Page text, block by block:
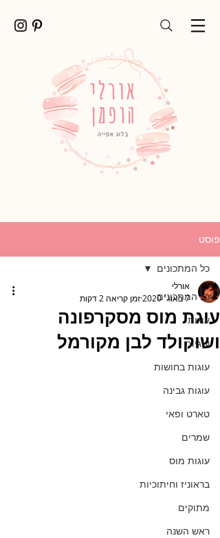
פוסט
כל המתכונים
עוגות
עוגיות
עוגות בחושות
עוגות גבינה
טארט ופאי
שמרים
עוגות מוס
בראוניז וחיתוכיות
מתוקים
ראש השנה
כל המתכונים
עוגת מוס מסקרפונה
ושוקולד לבן מקורמל
אורלי
7 באוג׳ 2020
זמן קריאה 2 דקות